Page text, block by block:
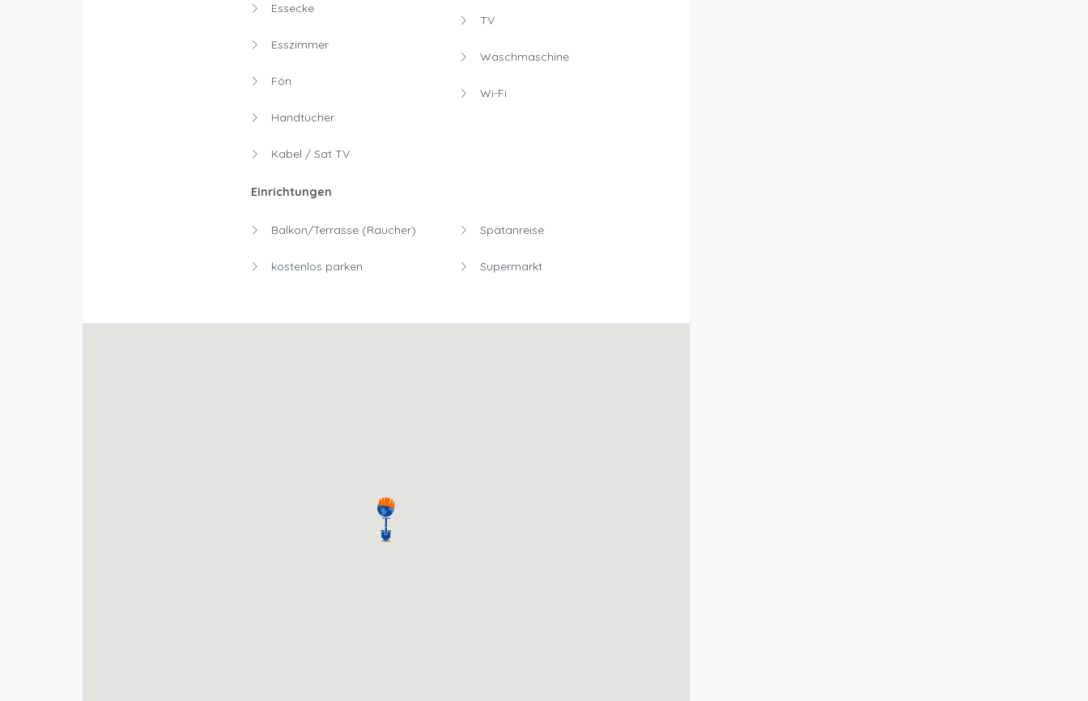
Essecke
Esszimmer
Fön
Handtücher
Kabel / Sat TV
TV
Waschmaschine
Wi-Fi
Einrichtungen
Balkon/Terrasse (Raucher)
kostenlos parken
Spätanreise
Supermarkt